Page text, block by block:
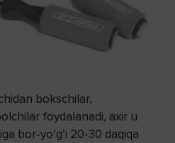
bokschilar,
foydalanadi, axir u
bor-yo‘g‘i 20-30 daqiqa